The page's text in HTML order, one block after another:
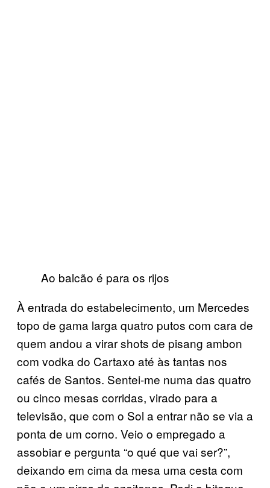
Ao balcão é para os rijos
À entrada do estabelecimento, um Mercedes
topo de gama larga quatro putos com cara de
quem andou a virar shots de pisang ambon
com vodka do Cartaxo até às tantas nos
cafés de Santos. Sentei-me numa das quatro
ou cinco mesas corridas, virado para a
televisão, que com o Sol a entrar não se via a
ponta de um corno. Veio o empregado a
assobiar e pergunta “o qué que vai ser?”,
deixando em cima da mesa uma cesta com